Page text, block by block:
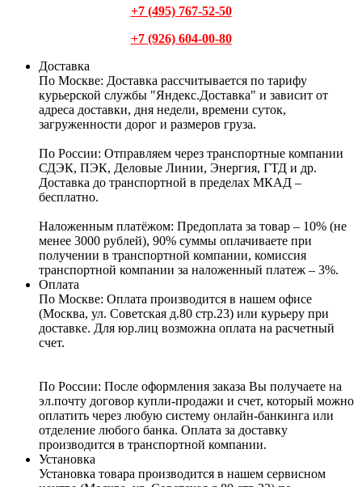
+7 (495) 767-52-50
+7 (926) 604-00-80
Доставка
По Москве: Доставка рассчитывается по тарифу
курьерской службы "Яндекс.Доставка" и зависит от
адреса доставки, дня недели, времени суток,
загруженности дорог и размеров груза.
По России: Отправляем через транспортные компании
СДЭК, ПЭК, Деловые Линии, Энергия, ГТД и др.
Доставка до транспортной в пределах МКАД –
бесплатно.
Наложенным платёжом: Предоплата за товар – 10% (не
менее 3000 рублей), 90% суммы оплачиваете при
получении в транспортной компании, комиссия
транспортной компании за наложенный платеж – 3%.
Оплата
По Москве: Оплата производится в нашем офисе
(Москва, ул. Советская д.80 стр.23) или курьеру при
доставке. Для юр.лиц возможна оплата на расчетный
счет.
По России: После оформления заказа Вы получаете на
эл.почту договор купли-продажи и счет, который можно
оплатить через любую систему онлайн-банкинга или
отделение любого банка. Оплата за доставку
производится в транспортной компании.
Установка
Установка товара производится в нашем сервисном